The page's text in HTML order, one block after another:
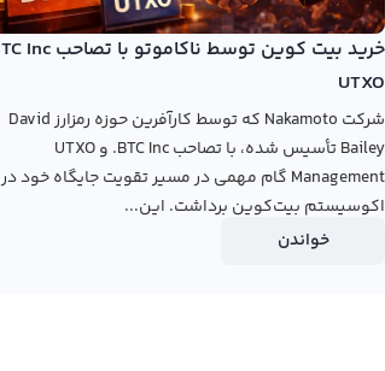
UTXO
شرکت Nakamoto که توسط کارآفرین حوزه رمزارز David
Bailey تأسیس شده، با تصاحب BTC Inc. و UTXO
Management گام مهمی در مسیر تقویت جایگاه خود در
اکوسیستم بیت‌کوین برداشت. این...
خواندن